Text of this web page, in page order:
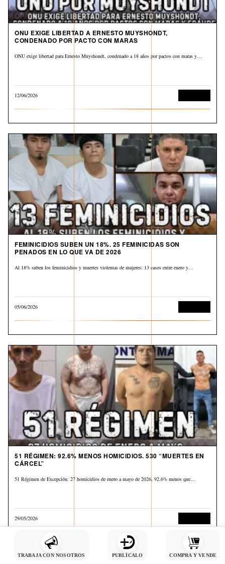
ONU EXIGE LIBERTAD A ERNESTO MUYSHONDT,
CONDENADO POR PACTO CON MARAS
ONU exige libertad para Ernesto Muyshondt, condenado a 18 años por pactos con maras y…
12/06/2026
FEMINICIDIOS SUBEN UN 18%. 25 FEMINICIDAS SON
PENADOS EN LO QUE VA DE 2026
Al 18% suben los feminicidios y muertes violentas de mujeres: 13 casos entre enero y…
05/06/2026
51 RÉGIMEN: 92.6% MENOS HOMICIDIOS. 530 “MUERTES EN
CÁRCEL”
51 Régimen de Excepción: 27 homicidios de enero a mayo de 2026, 92.6% menos que…
29/05/2026
TRABAJA CON NOSOTROS PUBLÍCALO COMPRA Y VENDE